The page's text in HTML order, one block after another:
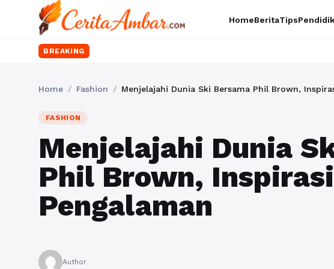
HomeBeritaTips
BREAKING Ingin
Home / Fashion / Menjelajahi Dunia Ski Bersama Phil Brown,
FASHION
Menjelajahi Dunia
Phil Brown,
Pengalaman
Author